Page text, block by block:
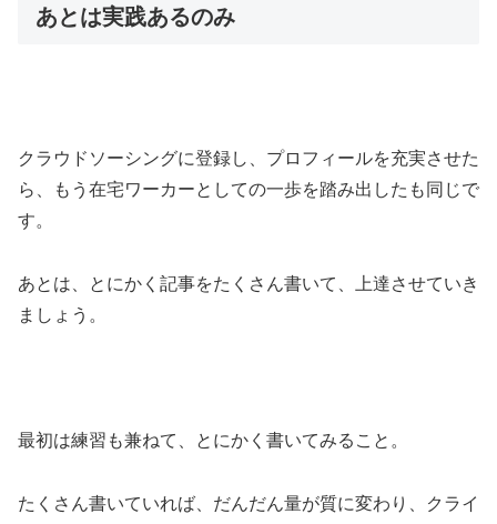
あとは実践あるのみ
クラウドソーシングに登録し、プロフィールを充実させた
ら、もう在宅ワーカーとしての一歩を踏み出したも同じで
す。
あとは、とにかく記事をたくさん書いて、上達させていき
ましょう。
最初は練習も兼ねて、とにかく書いてみること。
たくさん書いていれば、だんだん量が質に変わり、クライ